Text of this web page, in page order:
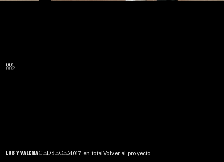
002
LUIS Y VALERIACEDSECEM017 en total Volver al proyecto